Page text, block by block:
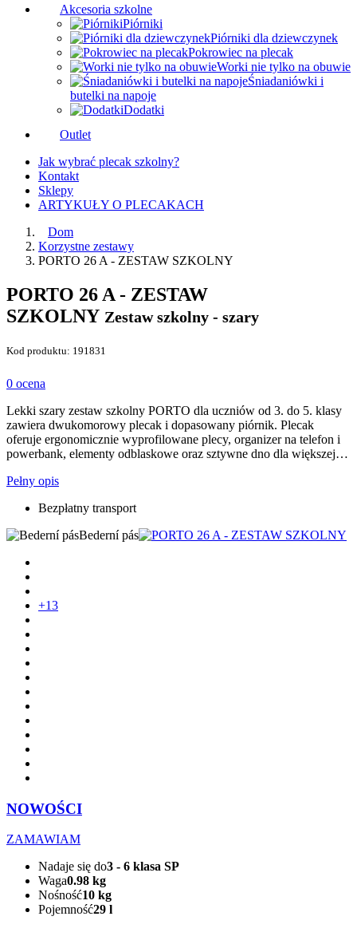
Akcesoria szkolne
Piórniki
Piórniki dla dziewczynek
Pokrowiec na plecak
Worki nie tylko na obuwie
Śniadaniówki i
butelki na napoje
Dodatki
Outlet
Jak wybrać plecak szkolny?
Kontakt
Sklepy
ARTYKUŁY O PLECAKACH
Dom
Korzystne zestawy
PORTO 26 A - ZESTAW SZKOLNY
PORTO 26 A - ZESTAW
SZKOLNY Zestaw szkolny - szary
Kod produktu: 191831
0 ocena
Lekki szary zestaw szkolny PORTO dla uczniów od 3. do 5. klasy
zawiera dwukomorowy plecak i dopasowany piórnik. Plecak
oferuje ergonomicznie wyprofilowane plecy, organizer na telefon i
powerbank, elementy odblaskowe oraz sztywne dno dla większej…
Pełny opis
Bezpłatny transport
Bederní pás
+13
NOWOŚCI
ZAMAWIAM
Nadaje się do3 - 6 klasa SP
Waga0.98 kg
Nośność10 kg
Pojemność29 l